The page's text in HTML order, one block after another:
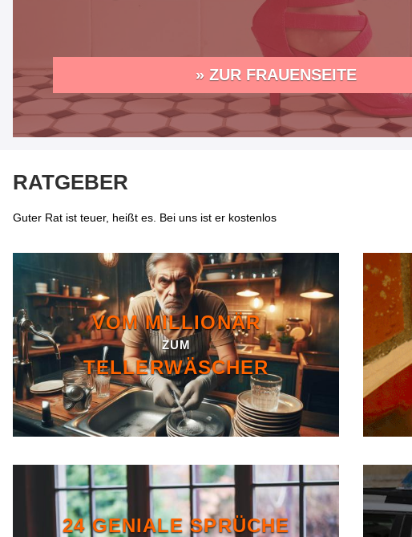
» ZUR FRAUENSEITE
RATGEBER
Guter Rat ist teuer, heißt es. Bei uns ist er kostenlos
VOM MILLIONÄR
ZUM
TELLERWÄSCHER
24 GENIALE SPRÜCHE